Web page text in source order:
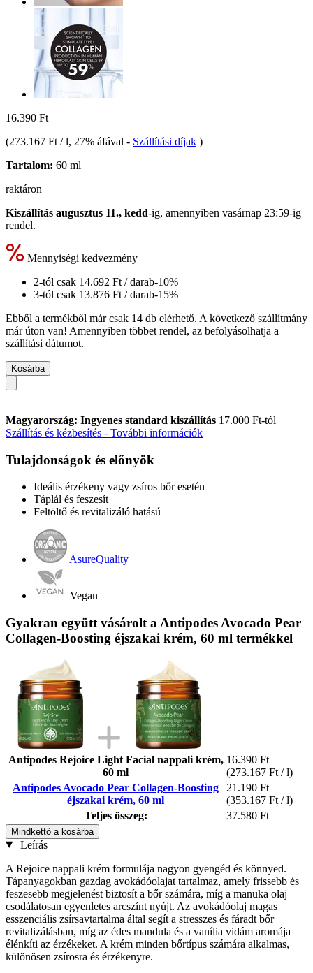
16.390 Ft
(273.167 Ft / l, 27% áfával - Szállítási díjak )
Tartalom: 60 ml
raktáron
Kiszállítás augusztus 11., kedd-ig, amennyiben vasárnap 23:59-ig
rendel.
Mennyiségi kedvezmény
2-tól csak 14.692 Ft / darab-10%
3-tól csak 13.876 Ft / darab-15%
Ebből a termékből már csak 14 db elérhető. A következő szállítmány
már úton van! Amennyiben többet rendel, az befolyásolhatja a
szállítási dátumot.
Kosárba
Magyarország: Ingyenes standard kiszállítás 17.000 Ft-tól
Szállítás és kézbesítés - További információk
Tulajdonságok és előnyök
Ideális érzékeny vagy zsíros bőr esetén
Táplál és feszesít
Feltöltő és revitalizáló hatású
AsureQuality
Vegan
Gyakran együtt vásárolt a Antipodes Avocado Pear
Collagen-Boosting éjszakai krém, 60 ml termékkel
Antipodes Rejoice Light Facial nappali krém,
60 ml
16.390 Ft
(273.167 Ft / l)
Antipodes Avocado Pear Collagen-Boosting
éjszakai krém, 60 ml
21.190 Ft
(353.167 Ft / l)
Teljes összeg:
37.580 Ft
Mindkettő a kosárba
Leírás
A Rejoice nappali krém formulája nagyon gyengéd és könnyed.
Tápanyagokban gazdag avokádóolajat tartalmaz, amely frissebb és
feszesebb megjelenést biztosít a bőr számára, míg a manuka olaj
csodálatosan egyenletes arcszínt nyújt. Az avokádóolaj magas
esszenciális zsírsavtartalma által segít a stresszes és fáradt bőr
revitalizálásban, míg az édes mandula és a vanília vidám aromája
élénkíti az érzékeket. A krém minden bőrtípus számára alkalmas,
különösen zsírosra és érzékenyre.